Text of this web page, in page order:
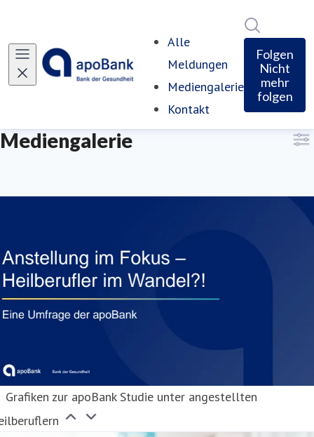
Alle
Meldungen
Mediengalerie
Kontakt
Folgen
Nicht
mehr
folgen
Mediengalerie
Grafiken zur apoBank Studie unter angestellten